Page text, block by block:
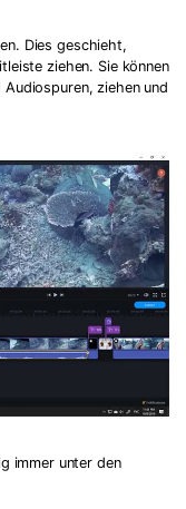
Dies geschieht,
ziehen. Sie können
ziehen und
immer unter den